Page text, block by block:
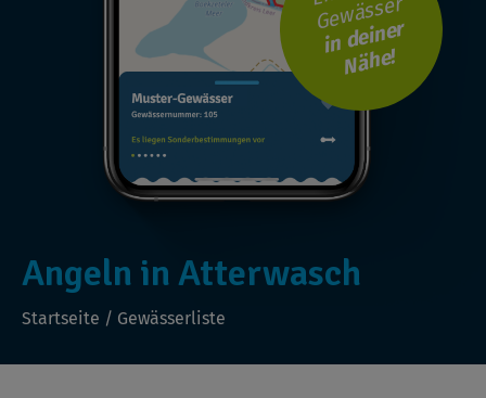
Angeln in Atterwasch
Startseite / Gewässerliste
Gewässer
i
n
d
ei
n
er
N
ä
h
e!